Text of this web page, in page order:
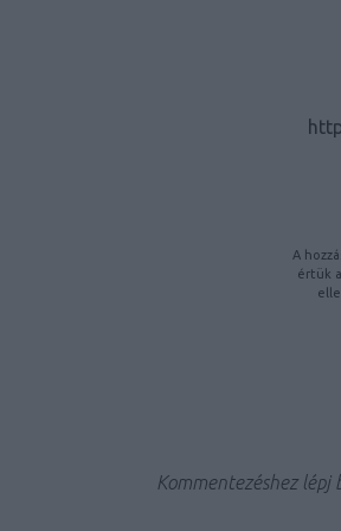
A
értük a
Kommentezéshez lépj